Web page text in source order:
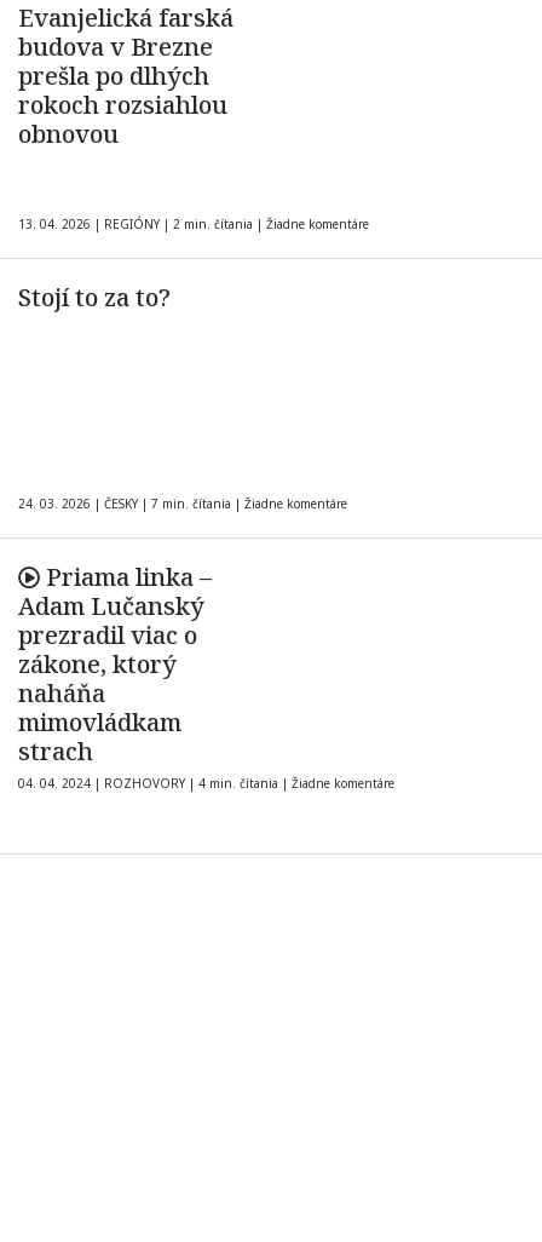
Evanjelická farská
budova v Brezne
prešla po dlhých
rokoch rozsiahlou
obnovou
13. 04. 2026 | REGIÓNY | 2 min. čítania | Žiadne komentáre
Stojí to za to?
24. 03. 2026 | ČESKY | 7 min. čítania | Žiadne komentáre
Priama linka –
Adam Lučanský
prezradil viac o
zákone, ktorý
naháňa
mimovládkam
strach
04. 04. 2024 | ROZHOVORY | 4 min. čítania | Žiadne komentáre